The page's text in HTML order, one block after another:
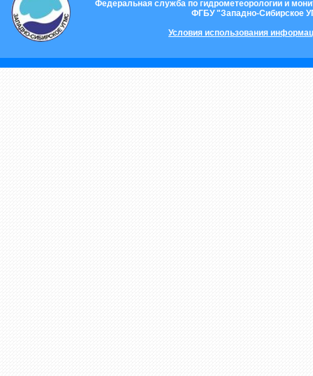
Федеральная служба по гидрометеорологии и
ФГБУ "Западно-Сибирское
Условия использования